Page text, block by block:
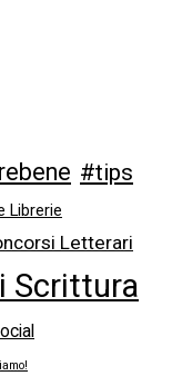
#tips
Librerie
Letterari
Scrittura